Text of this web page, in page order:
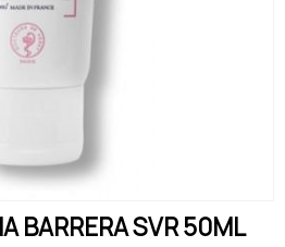
BARRERA SVR 50ML